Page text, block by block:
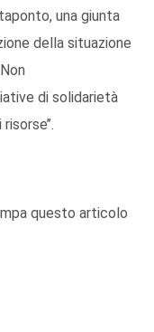
una giunta
della situazione
di solidarietà
questo articolo